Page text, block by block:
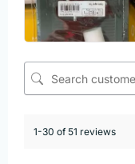
1-30 of 51 reviews